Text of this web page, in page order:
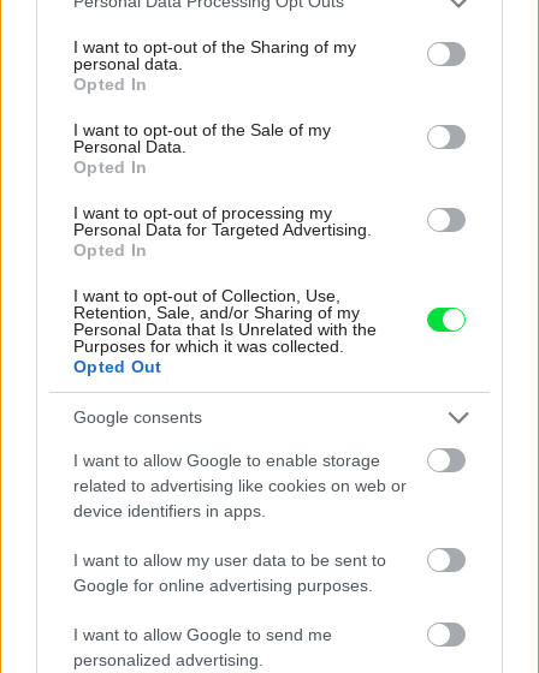
not limited to your visit or usage behaviour. You may click to
grant or deny consent to Google and its third-party tags to
use your data for below specified purposes in below Google
consent section.
I want to opt-out of the Sharing of my
personal data.
Opted In
I want to opt-out of the Sale of my
Personal Data.
Opted In
I want to opt-out of processing my
Personal Data for Targeted Advertising.
Opted In
I want to opt-out of Collection, Use,
Retention, Sale, and/or Sharing of my
Personal Data that Is Unrelated with the
Purposes for which it was collected.
Opted Out
Google consents
I want to allow Google to enable storage
related to advertising like cookies on web or
device identifiers in apps.
I want to allow my user data to be sent to
Google for online advertising purposes.
I want to allow Google to send me
personalized advertising.
Pridajte túto surovinu do prania, obliečky
budú hladšie a pevnejšie. Starý trik z
hotelov poznali už naše babičky